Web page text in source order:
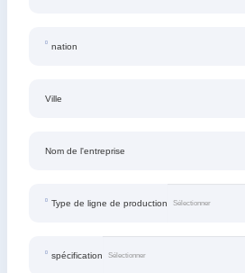
nation
Ville
Nom de l'entreprise
Type de ligne de production
spécification